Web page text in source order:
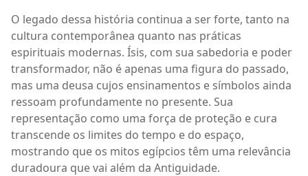
O legado dessa história continua a ser forte, tanto na
cultura contemporânea quanto nas práticas
espirituais modernas. Ísis, com sua sabedoria e poder
transformador, não é apenas uma figura do passado,
mas uma deusa cujos ensinamentos e símbolos ainda
ressoam profundamente no presente. Sua
representação como uma força de proteção e cura
transcende os limites do tempo e do espaço,
mostrando que os mitos egípcios têm uma relevância
duradoura que vai além da Antiguidade.